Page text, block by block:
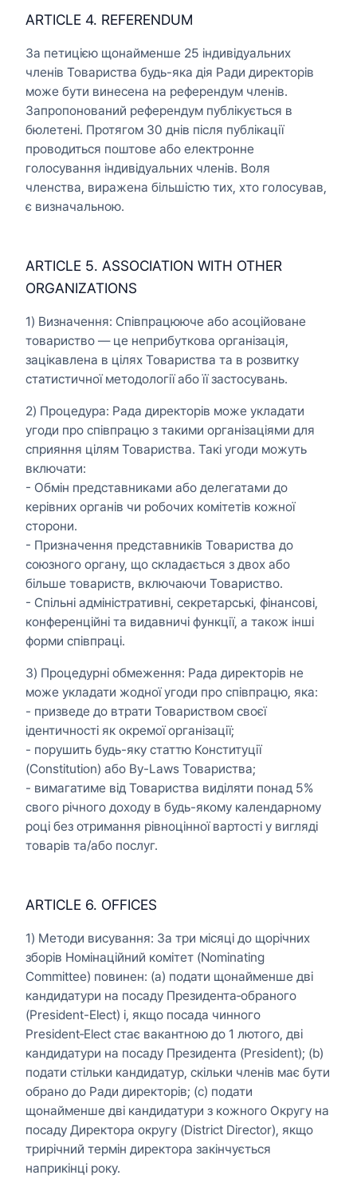
ARTICLE 4. REFERENDUM
За петицією щонайменше 25 індивідуальних
членів Товариства будь-яка дія Ради директорів
може бути винесена на референдум членів.
Запропонований референдум публікується в
бюлетені. Протягом 30 днів після публікації
проводиться поштове або електронне
голосування індивідуальних членів. Воля
членства, виражена більшістю тих, хто голосував,
є визначальною.
ARTICLE 5. ASSOCIATION WITH OTHER
ORGANIZATIONS
1) Визначення: Співпрацююче або асоційоване
товариство — це неприбуткова організація,
зацікавлена в цілях Товариства та в розвитку
статистичної методології або її застосувань.
2) Процедура: Рада директорів може укладати
угоди про співпрацю з такими організаціями для
сприяння цілям Товариства. Такі угоди можуть
включати:
- Обмін представниками або делегатами до
керівних органів чи робочих комітетів кожної
сторони.
- Призначення представників Товариства до
союзного органу, що складається з двох або
більше товариств, включаючи Товариство.
- Спільні адміністративні, секретарські, фінансові,
конференційні та видавничі функції, а також інші
форми співпраці.
3) Процедурні обмеження: Рада директорів не
може укладати жодної угоди про співпрацю, яка:
- призведе до втрати Товариством своєї
ідентичності як окремої організації;
- порушить будь-яку статтю Конституції
(Constitution) або By-Laws Товариства;
- вимагатиме від Товариства виділяти понад 5%
свого річного доходу в будь-якому календарному
році без отримання рівноцінної вартості у вигляді
товарів та/або послуг.
ARTICLE 6. OFFICES
1) Методи висування: За три місяці до щорічних
зборів Номінаційний комітет (Nominating
Committee) повинен: (a) подати щонайменше дві
кандидатури на посаду Президента‑обраного
(President-Elect) і, якщо посада чинного
President‑Elect стає вакантною до 1 лютого, дві
кандидатури на посаду Президента (President); (b)
подати стільки кандидатур, скільки членів має бути
обрано до Ради директорів; (c) подати
щонайменше дві кандидатури з кожного Округу на
посаду Директора округу (District Director), якщо
трирічний термін директора закінчується
наприкінці року.